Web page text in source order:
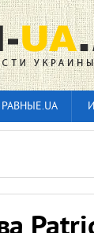
РАВНЫЕ.UA